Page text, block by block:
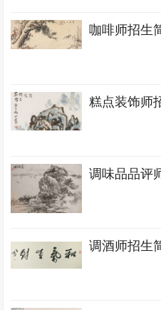
咖啡师招生
糕点装饰师
调味品品评
调酒师招生